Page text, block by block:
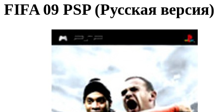
FIFA 09 PSP (Русская версия)